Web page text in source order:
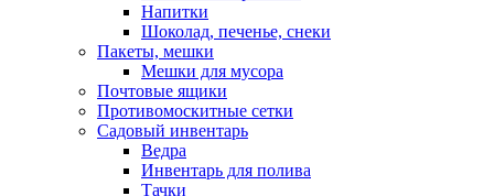
Напитки
Шоколад, печенье, снеки
Пакеты, мешки
Мешки для мусора
Почтовые ящики
Противомоскитные сетки
Садовый инвентарь
Ведра
Инвентарь для полива
Тачки